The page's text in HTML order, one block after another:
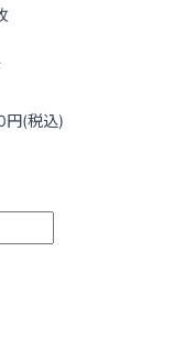
円(税込)